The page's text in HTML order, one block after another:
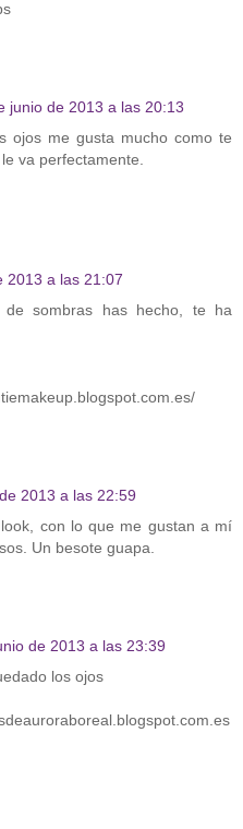
junio de 2013 a las 20:13
ojos me gusta mucho como te
va perfectamente.
2013 a las 21:07
de sombras has hecho, te ha
2013 a las 22:59
con lo que me gustan a mí
Un besote guapa.
de 2013 a las 23:39
los ojos